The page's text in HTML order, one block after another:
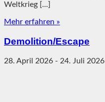
Weltkrieg [...]
Mehr erfahren »
Demolition/Escape
28. April 2026 - 24. Juli 2026